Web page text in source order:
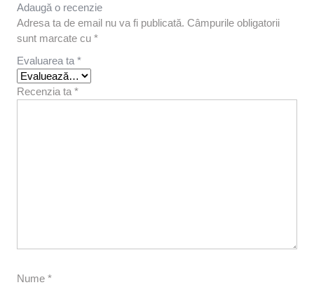
Adaugă o recenzie
Adresa ta de email nu va fi publicată. Câmpurile obligatorii
sunt marcate cu *
Evaluarea ta *
Recenzia ta *
Nume *